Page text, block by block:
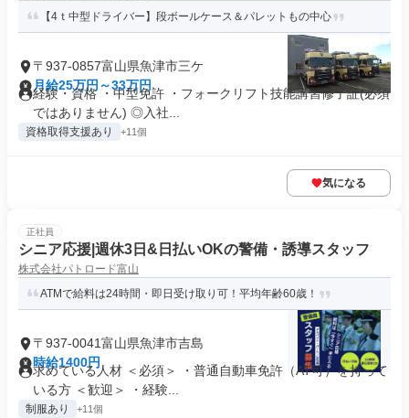
【4ｔ中型ドライバー】段ボールケース＆パレットもの中心
〒937-0857富山県魚津市三ケ
月給25万円～33万円
経験・資格 ・中型免許 ・フォークリフト技能講習修了証(必須
ではありません) ◎入社...
資格取得支援あり +11個
気になる
正社員
シニア応援|週休3日&日払いOKの警備・誘導スタッフ
株式会社パトロード富山
ATMで給料は24時間・即日受け取り可！平均年齢60歳！
〒937-0041富山県魚津市吉島
時給1400円
求めている人材 ＜必須＞ ・普通自動車免許（AT可）を持って
いる方 ＜歓迎＞ ・経験...
制服あり +11個